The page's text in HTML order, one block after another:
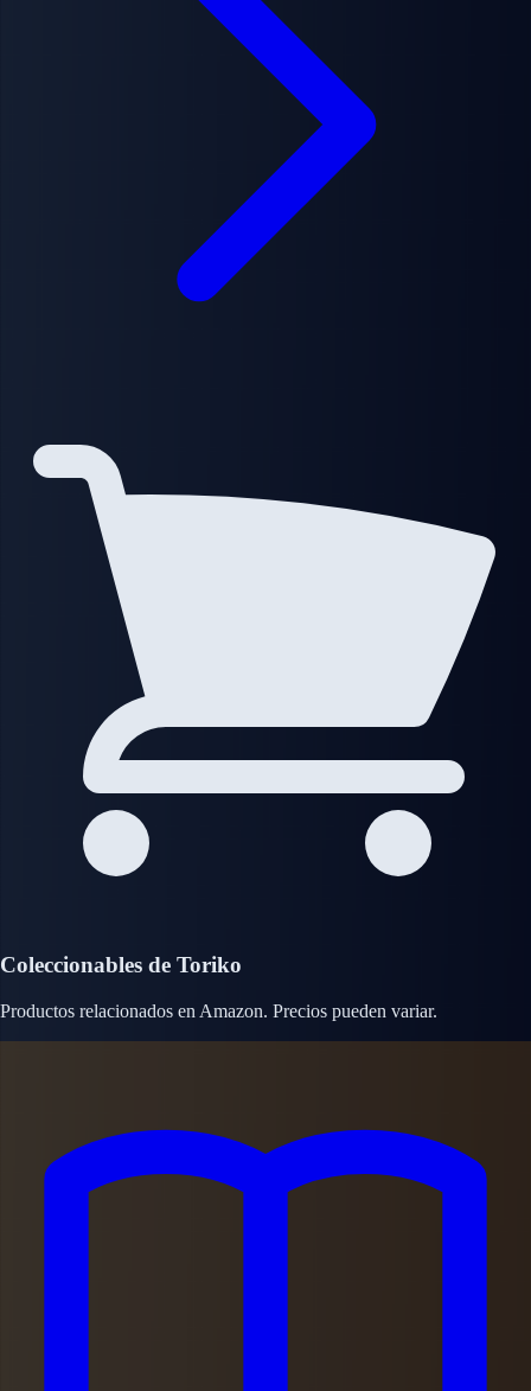
Coleccionables de Toriko
Productos relacionados en Amazon. Precios pueden variar.